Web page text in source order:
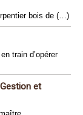
bois de (…)
train d’opérer
et